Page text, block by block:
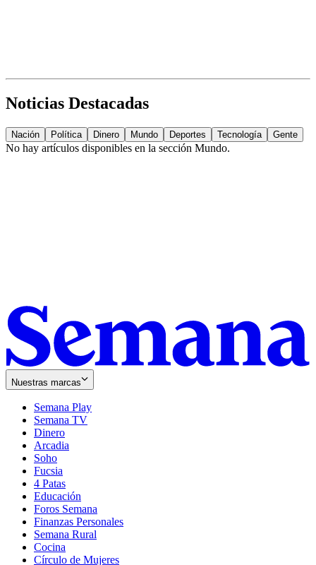
Noticias Destacadas
Nación Política Dinero Mundo Deportes Tecnología Gente
No hay artículos disponibles en la sección Mundo.
Nuestras marcas
Semana Play
Semana TV
Dinero
Arcadia
Soho
in
new
window
Fucsia
in
new
window
4 Patas
Educación
Foros Semana
Finanzas Personales
Semana Rural
Cocina
Círculo de Mujeres